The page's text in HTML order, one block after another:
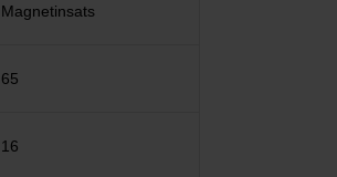
Magnetinsats
65
16